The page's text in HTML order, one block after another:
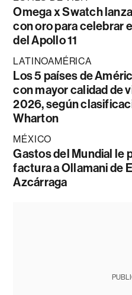
Omega x Swatch
con oro para celebrar
del Apollo 11
LATINOAMÉRICA
Los 5 países de
con mayor calidad de
2026, según
Wharton
MÉXICO
Gastos del Mundial le
factura a Ollamani de
Azcárraga